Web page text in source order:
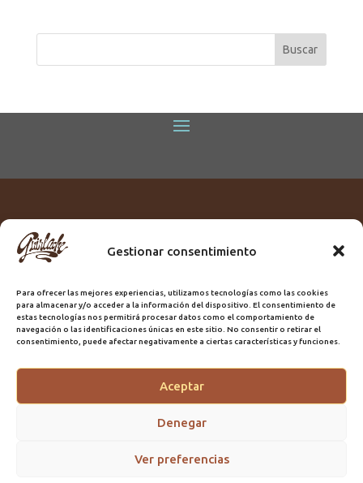
Gestionar consentimiento
Para ofrecer las mejores experiencias, utilizamos tecnologías como las cookies
para almacenar y/o acceder a la información del dispositivo. El consentimiento de
estas tecnologías nos permitirá procesar datos como el comportamiento de
navegación o las identificaciones únicas en este sitio. No consentir o retirar el
consentimiento, puede afectar negativamente a ciertas características y funciones.
Aceptar
Denegar
Ver preferencias
Titular:
ROME GUIRLACHE SL.
Domicilio:Calle Triana, 68
Ciudad:Las Palmas de Gran Canaria
Registro Sanitario:GC/20/PH/7192